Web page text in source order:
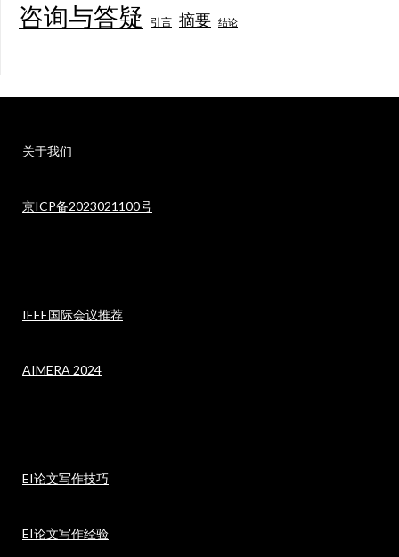
咨询与答疑 引言 摘要 结论
关于我们
京ICP备2023021100号
IEEE国际会议推荐
AIMERA 2024
EI论文写作技巧
EI论文写作经验